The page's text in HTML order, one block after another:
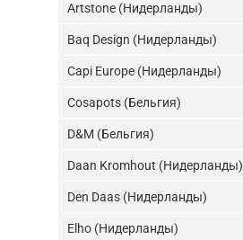
Artstone (Нидерланды)
Baq Design (Нидерланды)
Capi Europe (Нидерланды)
Cosapots (Бельгия)
D&M (Бельгия)
Daan Kromhout (Нидерланды)
Den Daas (Нидерланды)
Elho (Нидерланды)